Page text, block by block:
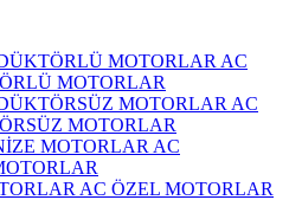
AC
MOTORLAR
AC
MOTORLAR
AC
AC ÖZEL MOTORLAR